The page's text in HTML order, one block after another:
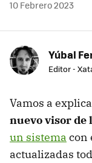
10 Febrero 2023
Yúbal
Editor -
Vamos a
nuevo visor de
un sistema con
actualizadas